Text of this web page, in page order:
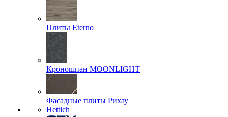
Плиты Eterno
Кроношпан MOONLIGHT
Фасадные плиты Рихау
Hettich